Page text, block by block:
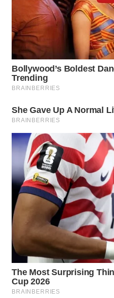
WN
SEMARANG
WN
SOLO
WN
BOROBUDUR
WN
MADURA
WN
SURABAYA
WN
NATUNA
WN
WN
MANDALIKA
WN